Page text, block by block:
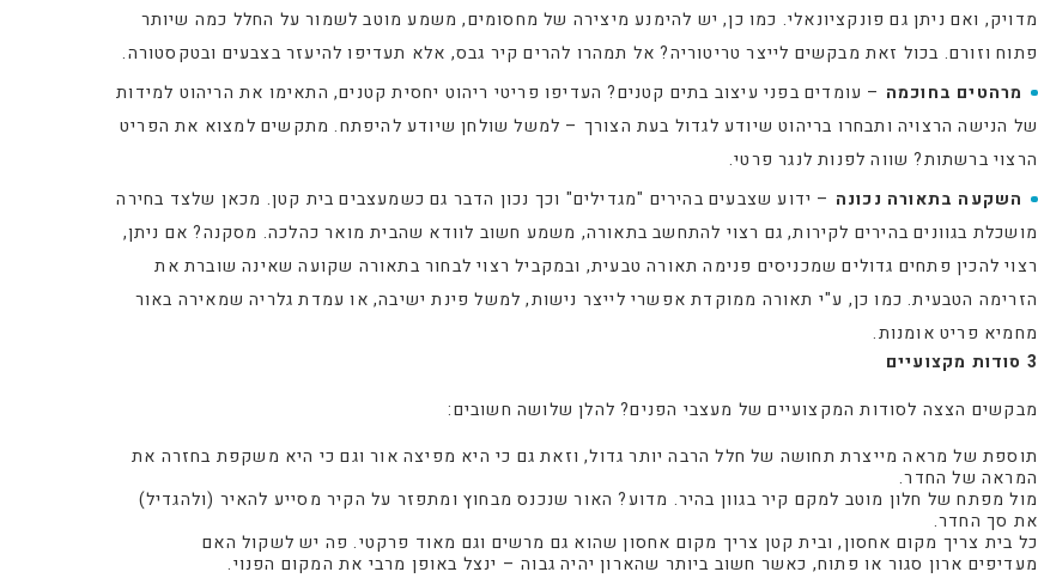
מדויק, ואם ניתן גם פונקציונאלי. כמו כן, יש להימנע מיצירה של מחסומים, משמע מוטב לשמור על החלל כמה שיותר
פתוח וזורם. בכול זאת מבקשים לייצר טריטוריה? אל תמהרו להרים קיר גבס, אלא תעדיפו להיעזר בצבעים ובטקסטורה.
מרהטים בחוכמה – עומדים בפני עיצוב בתים קטנים? העדיפו פריטי ריהוט יחסית קטנים, התאימו את הריהוט למידות
של הנישה הרצויה ותבחרו בריהוט שיודע לגדול בעת הצורך – למשל שולחן שיודע להיפתח. מתקשים למצוא את הפריט
הרצוי ברשתות? שווה לפנות לנגר פרטי.
השקעה בתאורה נכונה – ידוע שצבעים בהירים "מגדילים" וכך נכון הדבר גם כשמעצבים בית קטן. מכאן שלצד בחירה
מושכלת בגוונים בהירים לקירות, גם רצוי להתחשב בתאורה, משמע חשוב לוודא שהבית מואר כהלכה. מסקנה? אם ניתן,
רצוי להכין פתחים גדולים שמכניסים פנימה תאורה טבעית, ובמקביל רצוי לבחור בתאורה שקועה שאינה שוברת את
הזרימה הטבעית. כמו כן, ע"י תאורה ממוקדת אפשרי לייצר נישות, למשל פינת ישיבה, או עמדת גלריה שמאירה באור
מחמיא פריט אומנות.
3 סודות מקצועיים
מבקשים הצצה לסודות המקצועיים של מעצבי הפנים? להלן שלושה חשובים:
תוספת של מראה מייצרת תחושה של חלל הרבה יותר גדול, וזאת גם כי היא מפיצה אור וגם כי היא משקפת בחזרה את
המראה של החדר.
מול מפתח של חלון מוטב למקם קיר בגוון בהיר. מדוע? האור שנכנס מבחוץ ומתפזר על הקיר מסייע להאיר (ולהגדיל)
את סך החדר.
כל בית צריך מקום אחסון, ובית קטן צריך מקום אחסון שהוא גם מרשים וגם מאוד פרקטי. פה יש לשקול האם
מעדיפים ארון סגור או פתוח, כאשר חשוב ביותר שהארון יהיה גבוה – ינצל באופן מרבי את המקום הפנוי.